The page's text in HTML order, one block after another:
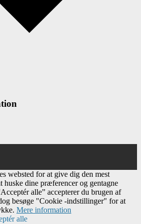
websted for at give dig den mest
huske dine præferencer og gentagne
alle” accepterer du brugen af
besøge "Cookie -indstillinger" for at
Mere information
alle